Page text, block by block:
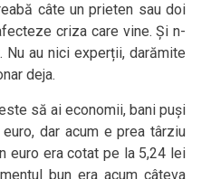
câte un prieten sau doi
criza care vine. Și n-
Nu au nici experții, darămite
deja.
să ai economii, bani puși
dar acum e prea târziu
euro era cotat pe la 5,24 lei
bun era acum câteva